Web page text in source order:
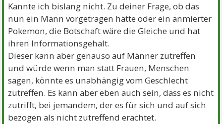
Kannte ich bislang nicht. Zu deiner Frage, ob das
nun ein Mann vorgetragen hätte oder ein anmierter
Pokemon, die Botschaft wäre die Gleiche und hat
ihren Informationsgehalt.
Dieser kann aber genauso auf Männer zutreffen
und würde wenn man statt Frauen, Menschen
sagen, könnte es unabhängig vom Geschlecht
zutreffen. Es kann aber eben auch sein, dass es nicht
zutrifft, bei jemandem, der es für sich und auf sich
bezogen als nicht zutreffend erachtet.